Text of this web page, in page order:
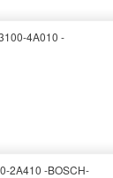
4A010 -
2A410 -BOSCH-